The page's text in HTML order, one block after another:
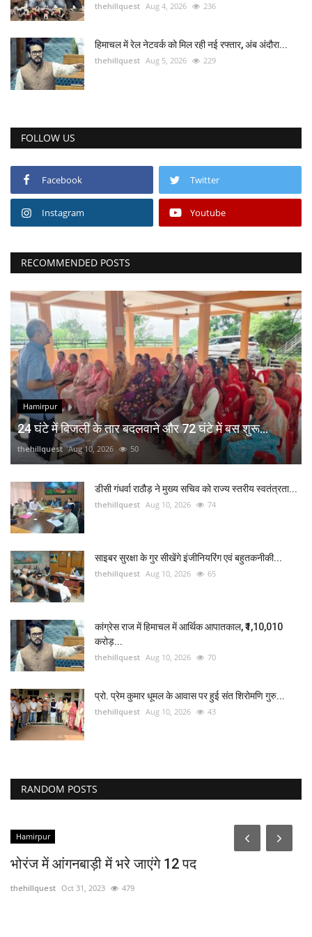
thehillquest Aug 4, 2026 236
हिमाचल में रेल नेटवर्क को मिल रही नई रफ्तार, अंब अंदौरा...
thehillquest Aug 5, 2026 229
FOLLOW US
Facebook Twitter
Instagram Youtube
RECOMMENDED POSTS
Hamirpur
24 घंटे में बिजली के तार बदलवाने और 72 घंटे में बस शुरू...
thehillquest Aug 10, 2026 50
डीसी गंधर्वा राठौड़ ने मुख्य सचिव को राज्य स्तरीय स्वतंत्रता...
thehillquest Aug 10, 2026 74
साइबर सुरक्षा के गुर सीखेंगे इंजीनियरिंग एवं बहुतकनीकी...
thehillquest Aug 10, 2026 65
कांग्रेस राज में हिमाचल में आर्थिक आपातकाल, ₹1,10,010
करोड़...
thehillquest Aug 10, 2026 70
प्रो. प्रेम कुमार धूमल के आवास पर हुई संत शिरोमणि गुरु...
thehillquest Aug 10, 2026 43
RANDOM POSTS
Hamirpur
भोरंज में आंगनबाड़ी में भरे जाएंगे 12 पद
thehillquest Oct 31, 2023 479